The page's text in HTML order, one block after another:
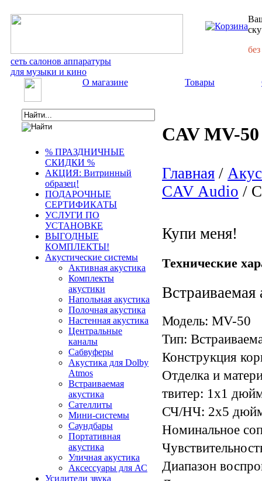
сеть салонов аппаратуры
для музыки и кино
О магазине Товары
% ПРАЗДНИЧНЫЕ
СКИДКИ %
АКЦИЯ: Витринный
образец!
ПОДАРОЧНЫЕ
СЕРТИФИКАТЫ
УСЛУГИ ПО
УСТАНОВКЕ
ВЫГОДНЫЕ
КОМПЛЕКТЫ!
Акустические системы
Активная акустика
Комплекты
акустики
Напольная акустика
Полочная акустика
Настенная акустика
Центральные
каналы
Сабвуферы
Акустика для Dolby
Atmos
Встраиваемая
акустика
Сателлиты
Мини-системы
Саундбары
Портативная
акустика
Уличная акустика
Аксессуары для АС
Усилители звука
CAV MV-50
Главная /
CAV Audio /
Купи меня!
Технические
Встраиваемая
Модель: MV-50
Тип:
Конструкция
Отделка и
твитер: 1x1
СЧ/НЧ: 2x5
Номинальное
Диапазон